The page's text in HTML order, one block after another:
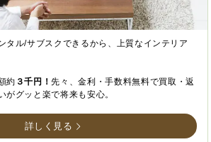
タル/サブスクできるから、上質なインテリア
約 ３千円！先々、金利・手数料無料で買取・返
がグッと楽で将来も安心。
詳しく見る